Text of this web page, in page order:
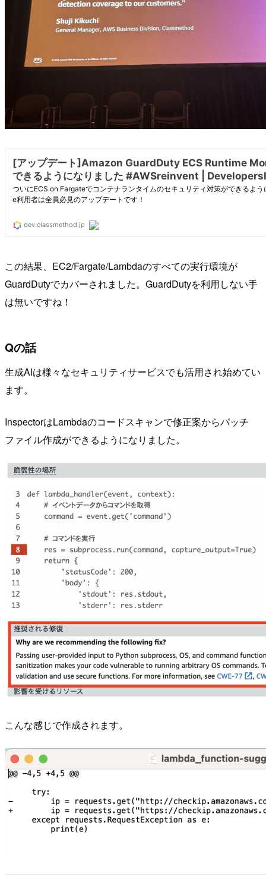
この結果、EC2/Fargate/Lambdaのすべての実行環境が
GuardDutyでカバーされました。GuardDutyを利用しない手
は無いですね！
Qの話
生成AIは様々なセキュリティサービスでも活用され始めてい
ます。
InspectorはLambdaのコードスキャンで修正案からパッチ
ファイル作成ができるようになりました。
こんな感じで作成されます。